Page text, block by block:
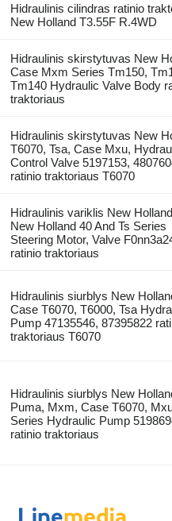
Hidraulinis cilindras ratinio
New Holland T3.55F R.4WD
Hidraulinis skirstytuvas New
Case Mxm Series Tm150,
Tm140 Hydraulic Valve Body
traktoriaus
Hidraulinis skirstytuvas New
T6070, Tsa, Case Mxu,
Control Valve 5197153,
ratinio traktoriaus T6070
Hidraulinis variklis New
New Holland 40 And Ts Series
Steering Motor, Valve
ratinio traktoriaus
Hidraulinis siurblys New
Case T6070, T6000, Tsa
Pump 47135546, 87395822
traktoriaus T6070
Hidraulinis siurblys New
Puma, Mxm, Case T6070,
Series Hydraulic Pump
ratinio traktoriaus